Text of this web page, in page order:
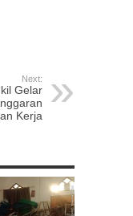
Next:
Gelar
Kerja